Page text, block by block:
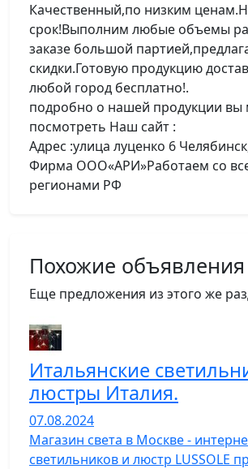
Качественный,по низким
срок!Выполним любые объемы
заказе большой
скидки.Готовую продукцию
любой город бесплатно!.
подробно о нашей продукции вы
посмотреть Наш сайт :
Адрес :улица луценко 6
Фирма ООО«АРИ»Работаем со
регионами РФ
Похожие объявления
Еще предложения из этого же
Итальянские
люстры Италия.
07.08.2024
Магазин света в Москве -
светильников и люстр LUSSOLE